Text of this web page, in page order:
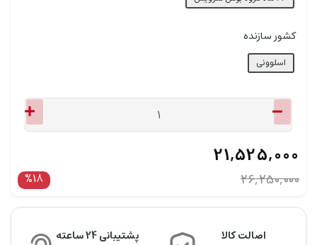
کشور سازنده
اسلوونی
26,250,000
%18
21,525,000
اصالت کالا
پشتیبانی 24 ساعته